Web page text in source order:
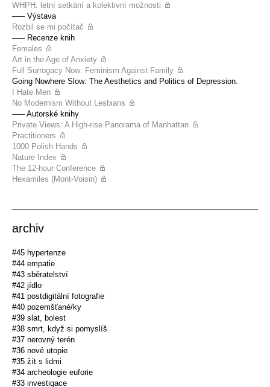
WHPH: letní setkání a kolektivní možnosti
––– Výstava
Rozbil se mi počítač
––– Recenze knih
Females
Art in the Age of Anxiety
Full Surrogacy Now: Feminism Against Family
Going Nowhere Slow: The Aesthetics and Politics of Depression.
I Hate Men
No Modernism Without Lesbians
––– Autorské knihy
Private Views: A High-rise Panorama of Manhattan
Practitioners
1000 Polish Hands
Nature Index
The 12-hour Conference
Hexamiles (Mont-Voisin)
archiv
#45 hypertenze
#44 empatie
#43 sběratelství
#42 jídlo
#41 postdigitální fotografie
#40 pozemšťané/ky
#39 slat, bolest
#38 smrt, když si pomyslíš
#37 nerovný terén
#36 nové utopie
#35 žít s lidmi
#34 archeologie euforie
#33 investigace